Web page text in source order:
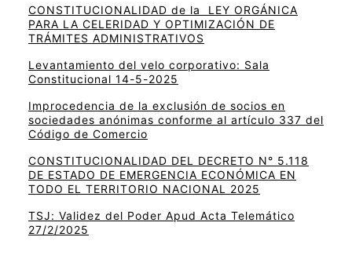
CONSTITUCIONALIDAD de la LEY ORGÁNICA
PARA LA CELERIDAD Y OPTIMIZACIÓN DE
TRÁMITES ADMINISTRATIVOS
Levantamiento del velo corporativo: Sala
Constitucional 14-5-2025
Improcedencia de la exclusión de socios en
sociedades anónimas conforme al artículo 337 del
Código de Comercio
CONSTITUCIONALIDAD DEL DECRETO N° 5.118
DE ESTADO DE EMERGENCIA ECONÓMICA EN
TODO EL TERRITORIO NACIONAL 2025
TSJ: Validez del Poder Apud Acta Telemático
27/2/2025